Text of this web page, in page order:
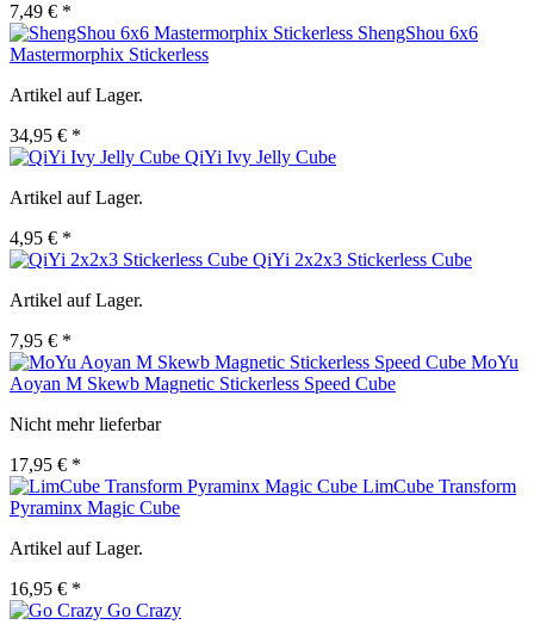
7,49 € *
ShengShou 6x6
Mastermorphix Stickerless
Artikel auf Lager.
34,95 € *
QiYi Ivy Jelly Cube
Artikel auf Lager.
4,95 € *
QiYi 2x2x3 Stickerless Cube
Artikel auf Lager.
7,95 € *
MoYu
Aoyan M Skewb Magnetic Stickerless Speed Cube
Nicht mehr lieferbar
17,95 € *
LimCube Transform
Pyraminx Magic Cube
Artikel auf Lager.
16,95 € *
Go Crazy